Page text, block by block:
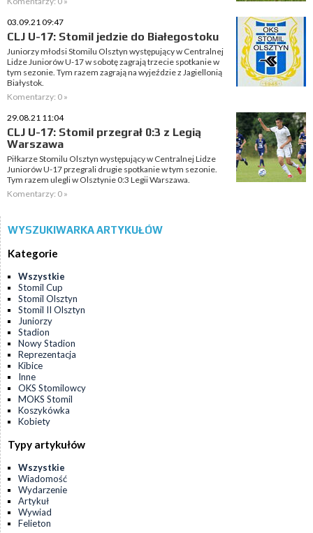
03.09.21 09:47
CLJ U-17: Stomil jedzie do Białegostoku
Juniorzy młodsi Stomilu Olsztyn występujący w Centralnej
Lidze Juniorów U-17 w sobotę zagrają trzecie spotkanie w
tym sezonie. Tym razem zagrają na wyjeździe z Jagiellonią
Białystok.
Komentarzy: 0 »
29.08.21 11:04
CLJ U-17: Stomil przegrał 0:3 z Legią
Warszawa
Piłkarze Stomilu Olsztyn występujący w Centralnej Lidze
Juniorów U-17 przegrali drugie spotkanie w tym sezonie.
Tym razem ulegli w Olsztynie 0:3 Legii Warszawa.
Komentarzy: 0 »
WYSZUKIWARKA ARTYKUŁÓW
Kategorie
Wszystkie
Stomil Cup
Stomil Olsztyn
Stomil II Olsztyn
Juniorzy
Stadion
Nowy Stadion
Reprezentacja
Kibice
Inne
OKS Stomilowcy
MOKS Stomil
Koszykówka
Kobiety
Typy artykułów
Wszystkie
Wiadomość
Wydarzenie
Artykuł
Wywiad
Felieton